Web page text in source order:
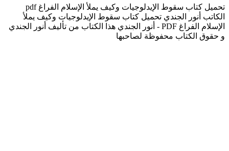
تحميل كتاب سقوط الإيدلوجيات وكيف يملأ الإسلام الفراغ pdf
الكاتب أنور الجندي تحميل كتاب سقوط الإيدلوجيات وكيف يملأ
الإسلام الفراغ PDF - أنور الجندي هذا الكتاب من تأليف أنور الجندي
و حقوق الكتاب محفوظة لصاحبها